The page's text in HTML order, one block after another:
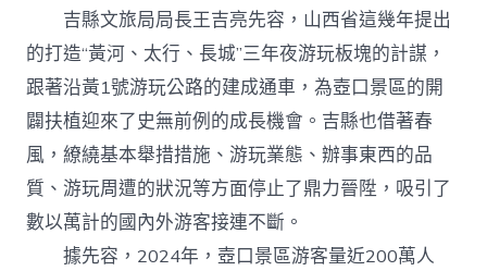
吉縣文旅局局長王吉亮先容，山西省這幾年提出
的打造“黃河、太行、長城”三年夜游玩板塊的計謀，
跟著沿黃1號游玩公路的建成通車，為壺口景區的開
闢扶植迎來了史無前例的成長機會。吉縣也借著春
風，繚繞基本舉措措施、游玩業態、辦事東西的品
質、游玩周遭的狀況等方面停止了鼎力晉陞，吸引了
數以萬計的國內外游客接連不斷。
據先容，2024年，壺口景區游客量近200萬人